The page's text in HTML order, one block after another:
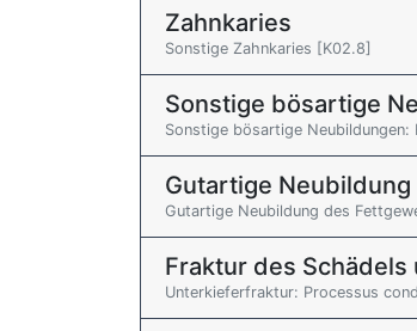
Zahnkaries
Sonstige Zahnkaries [K02.8]
Sonstige bösartige
Sonstige bösartige
Gutartige
Gutartige Neubildung des
Fraktur des
Unterkieferfraktur: Processus